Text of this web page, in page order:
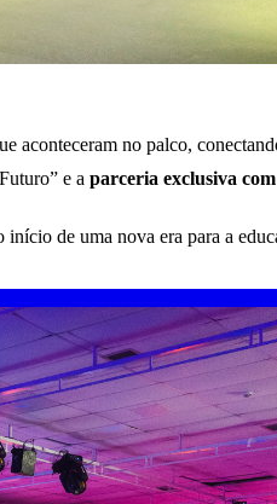
aconteceram no palco,
e a parceria exclusiva
de uma nova era para a